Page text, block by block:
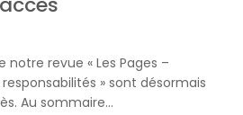
notre revue « Les Pages –
» sont désormais
Au sommaire…